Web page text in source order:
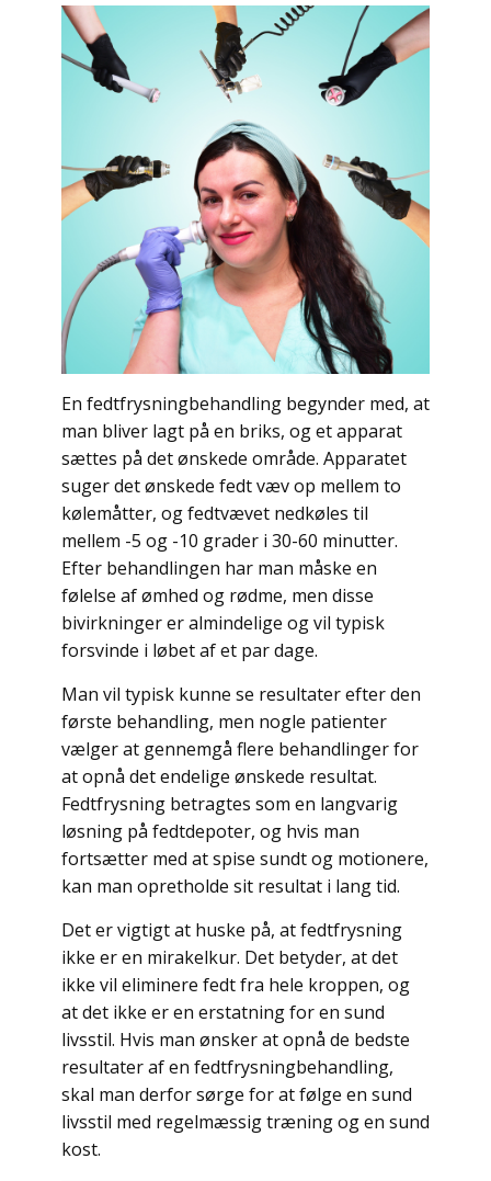
En fedtfrysningbehandling begynder med, at
man bliver lagt på en briks, og et apparat
sættes på det ønskede område. Apparatet
suger det ønskede fedt væv op mellem to
kølemåtter, og fedtvævet nedkøles til
mellem -5 og -10 grader i 30-60 minutter.
Efter behandlingen har man måske en
følelse af ømhed og rødme, men disse
bivirkninger er almindelige og vil typisk
forsvinde i løbet af et par dage.
Man vil typisk kunne se resultater efter den
første behandling, men nogle patienter
vælger at gennemgå flere behandlinger for
at opnå det endelige ønskede resultat.
Fedtfrysning betragtes som en langvarig
løsning på fedtdepoter, og hvis man
fortsætter med at spise sundt og motionere,
kan man opretholde sit resultat i lang tid.
Det er vigtigt at huske på, at fedtfrysning
ikke er en mirakelkur. Det betyder, at det
ikke vil eliminere fedt fra hele kroppen, og
at det ikke er en erstatning for en sund
livsstil. Hvis man ønsker at opnå de bedste
resultater af en fedtfrysningbehandling,
skal man derfor sørge for at følge en sund
livsstil med regelmæssig træning og en sund
kost.